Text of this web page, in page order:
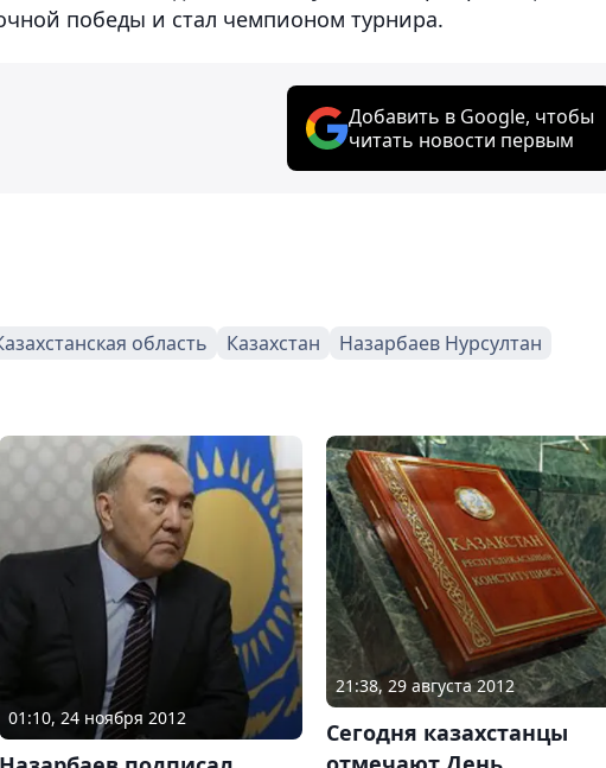
победы и стал чемпионом турнира.
Добавить в Google, чтобы
читать новости первым
область Казахстан Назарбаев Нурсултан
01:10, 24 ноября 2012
21:38, 29 августа 2012
Сегодня казахстанцы